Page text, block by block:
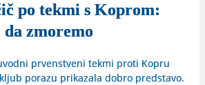
po tekmi s Koprom:
da zmoremo
prvenstveni tekmi proti Kopru
porazu prikazala dobro predstavo.